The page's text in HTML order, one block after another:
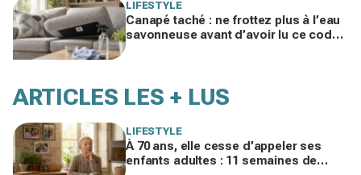
LIFESTYLE
Canapé taché : ne frottez plus à l’eau
savonneuse avant d’avoir lu ce code
ARTICLES LES + LUS
LIFESTYLE
À 70 ans, elle cesse d’appeler ses
enfants adultes : 11 semaines de